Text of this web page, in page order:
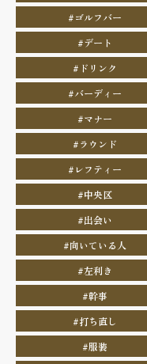
#ゴルフバー
#デート
#ドリンク
#バーディー
#マナー
#ラウンド
#レフティー
#中央区
#出会い
#向いている人
#左利き
#幹事
#打ち直し
#服装